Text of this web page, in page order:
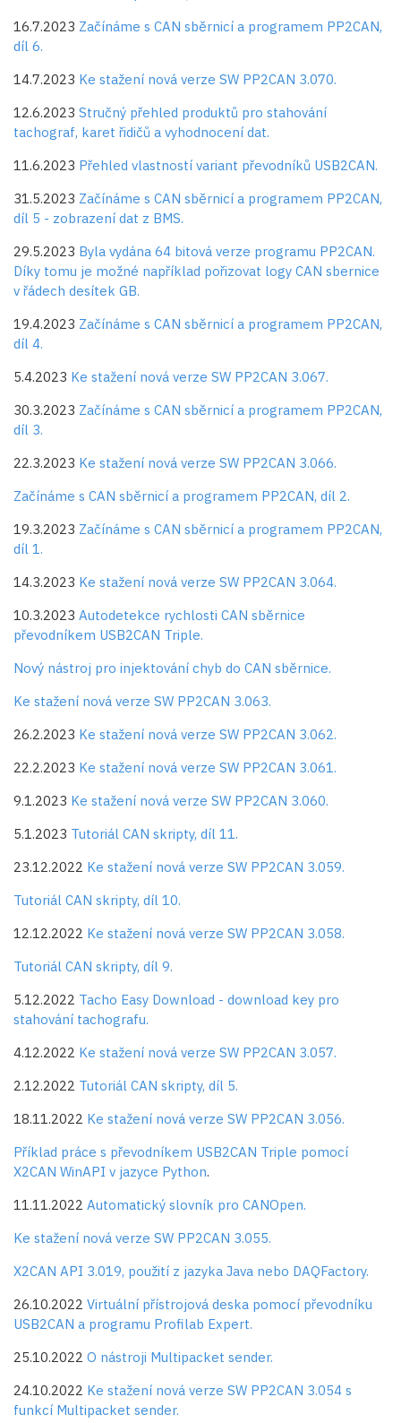
16.7.2023 Začínáme s CAN sběrnicí a programem PP2CAN,
díl 6.
14.7.2023 Ke stažení nová verze SW PP2CAN 3.070.
12.6.2023 Stručný přehled produktů pro stahování
tachograf, karet řidičů a vyhodnocení dat.
11.6.2023 Přehled vlastností variant převodníků USB2CAN.
31.5.2023 Začínáme s CAN sběrnicí a programem PP2CAN,
díl 5 - zobrazení dat z BMS.
29.5.2023 Byla vydána 64 bitová verze programu PP2CAN.
Díky tomu je možné například pořizovat logy CAN sbernice
v řádech desítek GB.
19.4.2023 Začínáme s CAN sběrnicí a programem PP2CAN,
díl 4.
5.4.2023 Ke stažení nová verze SW PP2CAN 3.067.
30.3.2023 Začínáme s CAN sběrnicí a programem PP2CAN,
díl 3.
22.3.2023 Ke stažení nová verze SW PP2CAN 3.066.
Začínáme s CAN sběrnicí a programem PP2CAN, díl 2.
19.3.2023 Začínáme s CAN sběrnicí a programem PP2CAN,
díl 1.
14.3.2023 Ke stažení nová verze SW PP2CAN 3.064.
10.3.2023 Autodetekce rychlosti CAN sběrnice
převodníkem USB2CAN Triple.
Nový nástroj pro injektování chyb do CAN sběrnice.
Ke stažení nová verze SW PP2CAN 3.063.
26.2.2023 Ke stažení nová verze SW PP2CAN 3.062.
22.2.2023 Ke stažení nová verze SW PP2CAN 3.061.
9.1.2023 Ke stažení nová verze SW PP2CAN 3.060.
5.1.2023 Tutoriál CAN skripty, díl 11.
23.12.2022 Ke stažení nová verze SW PP2CAN 3.059.
Tutoriál CAN skripty, díl 10.
12.12.2022 Ke stažení nová verze SW PP2CAN 3.058.
Tutoriál CAN skripty, díl 9.
5.12.2022 Tacho Easy Download - download key pro
stahování tachografu.
4.12.2022 Ke stažení nová verze SW PP2CAN 3.057.
2.12.2022 Tutoriál CAN skripty, díl 5.
18.11.2022 Ke stažení nová verze SW PP2CAN 3.056.
Příklad práce s převodníkem USB2CAN Triple pomocí
X2CAN WinAPI v jazyce Python.
11.11.2022 Automatický slovník pro CANOpen.
Ke stažení nová verze SW PP2CAN 3.055.
X2CAN API 3.019, použití z jazyka Java nebo DAQFactory.
26.10.2022 Virtuální přístrojová deska pomocí převodníku
USB2CAN a programu Profilab Expert.
25.10.2022 O nástroji Multipacket sender.
24.10.2022 Ke stažení nová verze SW PP2CAN 3.054 s
funkcí Multipacket sender.